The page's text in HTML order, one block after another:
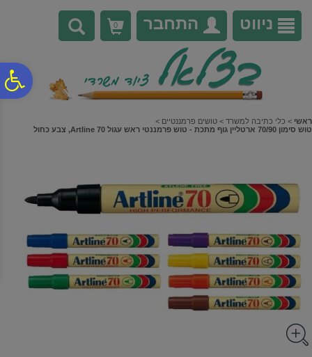
נגישות
אתר
המרכזי
ניווט התחבר 0
ראשי > כלי כתיבה למשרד > טושים פרמננטיים >
טוש סימון 70/90 ארטליין גוף מתכת - טוש פרמננטי ראש עגול Artline 70, צבע כחול